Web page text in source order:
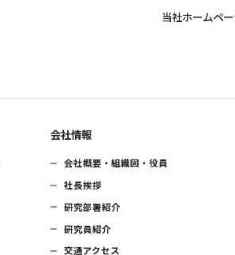
当社ホームペ
会社情報
会社概要・組織図・役員
社長挨拶
研究部署紹介
研究員紹介
交通アクセス